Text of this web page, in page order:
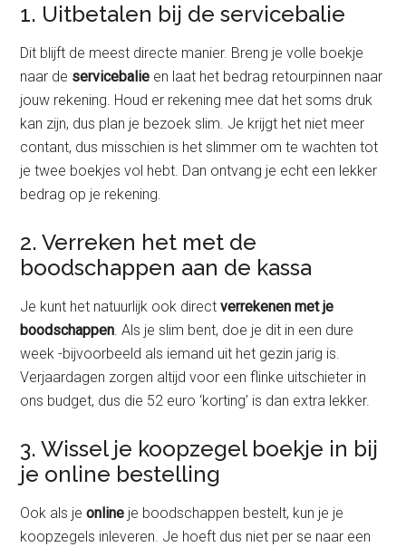
1. Uitbetalen bij de servicebalie
Dit blijft de meest directe manier. Breng je volle boekje
naar de servicebalie en laat het bedrag retourpinnen naar
jouw rekening. Houd er rekening mee dat het soms druk
kan zijn, dus plan je bezoek slim. Je krijgt het niet meer
contant, dus misschien is het slimmer om te wachten tot
je twee boekjes vol hebt. Dan ontvang je echt een lekker
bedrag op je rekening.
2. Verreken het met de
boodschappen aan de kassa
Je kunt het natuurlijk ook directverrekenen met je
boodschappen. Als je slim bent, doe je dit in een dure
week -bijvoorbeeld als iemand uit het gezin jarig is.
Verjaardagen zorgen altijd voor een flinke uitschieter in
ons budget, dus die 52 euro ‘korting’ is dan extra lekker.
3. Wissel je koopzegel boekje in bij
je online bestelling
Ook als jeonline je boodschappen bestelt, kun je je
koopzegels inleveren. Je hoeft dus niet per se naar een